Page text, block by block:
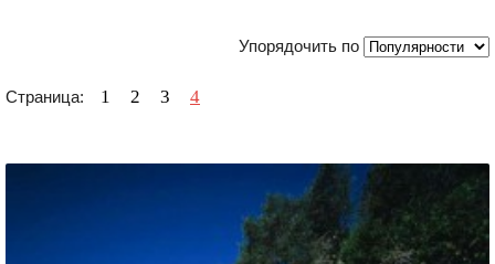
Упорядочить по
Страница: 1 2 3 4